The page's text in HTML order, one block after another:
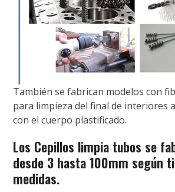
También se fabrican modelos con
para limpieza del final de interiores
con el cuerpo plastificado.
Los Cepillos limpia tubos se
desde 3 hasta 100mm según
medidas.